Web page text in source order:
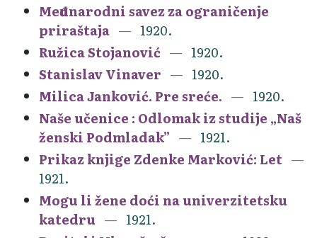
Međunarodni savez za ograničenje
priraštaja
1920.
Ružica Stojanović
1920.
Stanislav Vinaver
1920.
Milica Janković. Pre sreće.
1920.
Naše učenice : Odlomak iz studije „Naš
ženski Podmladak”
1921.
Prikaz knjige Zdenke Marković: Let
1921.
Mogu li žene doći na univerzitetsku
katedru
1921.